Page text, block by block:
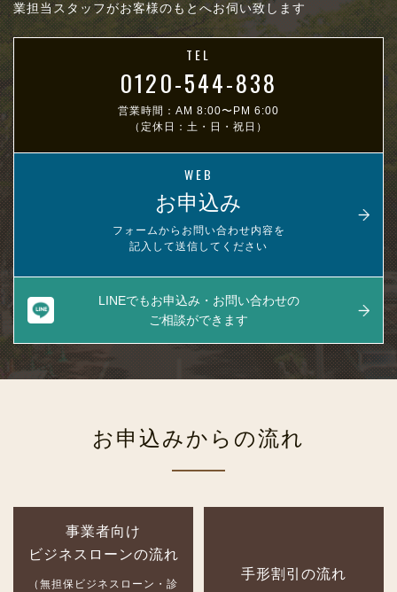
業担当スタッフがお客様のもとへお伺い致します
TEL
0120-544-838
営業時間：AM 8:00〜PM 6:00
（定休日：土・日・祝日）
WEB
お申込み
フォームからお問い合わせ内容を
記入して送信してください
LINEでもお申込み・お問い合わせの
ご相談ができます
お申込みからの流れ
事業者向け
ビジネスローンの流れ
（無担保ビジネスローン・診
手形割引の流れ